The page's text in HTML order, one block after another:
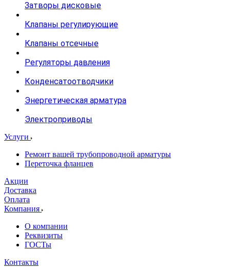
Затворы дисковые
Клапаны регулирующие
Клапаны отсечные
Регуляторы давления
Конденсатоотводчики
Энергетическая арматура
Электроприводы
Услуги
Ремонт вашей трубопроводной арматуры
Переточка фланцев
Акции
Доставка
Оплата
Компания
О компании
Реквизиты
ГОСТы
Контакты